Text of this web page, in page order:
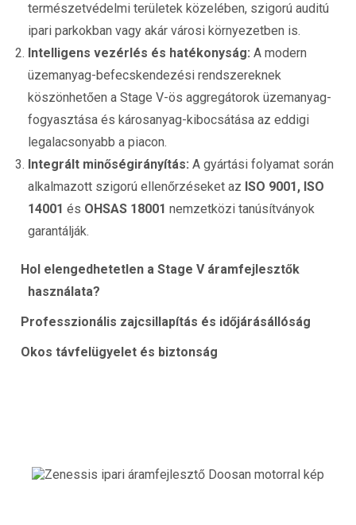
természetvédelmi területek közelében, szigorú auditú
ipari parkokban vagy akár városi környezetben is.
Intelligens vezérlés és hatékonyság: A modern
üzemanyag-befecskendezési rendszereknek
köszönhetően a Stage V-ös aggregátorok üzemanyag-
fogyasztása és károsanyag-kibocsátása az eddigi
legalacsonyabb a piacon.
Integrált minőségirányítás: A gyártási folyamat során
alkalmazott szigorú ellenőrzéseket az ISO 9001, ISO
14001 és OHSAS 18001 nemzetközi tanúsítványok
garantálják.
Hol elengedhetetlen a Stage V áramfejlesztők
használata?
Professzionális zajcsillapítás és időjárásállóság
Okos távfelügyelet és biztonság